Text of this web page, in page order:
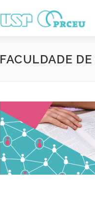
FACULDADE